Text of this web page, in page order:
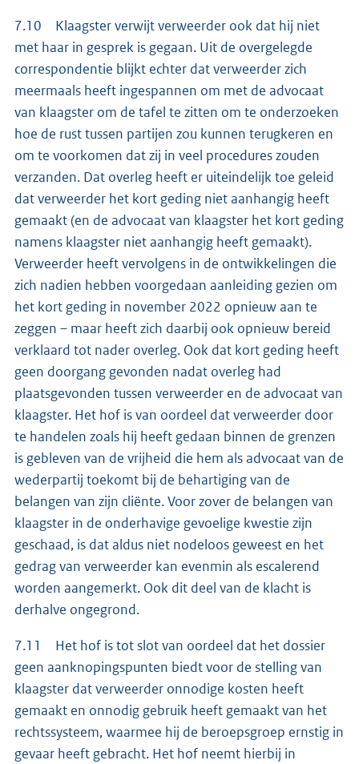
7.10 Klaagster verwijt verweerder ook dat hij niet
met haar in gesprek is gegaan. Uit de overgelegde
correspondentie blijkt echter dat verweerder zich
meermaals heeft ingespannen om met de advocaat
van klaagster om de tafel te zitten om te onderzoeken
hoe de rust tussen partijen zou kunnen terugkeren en
om te voorkomen dat zij in veel procedures zouden
verzanden. Dat overleg heeft er uiteindelijk toe geleid
dat verweerder het kort geding niet aanhangig heeft
gemaakt (en de advocaat van klaagster het kort geding
namens klaagster niet aanhangig heeft gemaakt).
Verweerder heeft vervolgens in de ontwikkelingen die
zich nadien hebben voorgedaan aanleiding gezien om
het kort geding in november 2022 opnieuw aan te
zeggen – maar heeft zich daarbij ook opnieuw bereid
verklaard tot nader overleg. Ook dat kort geding heeft
geen doorgang gevonden nadat overleg had
plaatsgevonden tussen verweerder en de advocaat van
klaagster. Het hof is van oordeel dat verweerder door
te handelen zoals hij heeft gedaan binnen de grenzen
is gebleven van de vrijheid die hem als advocaat van de
wederpartij toekomt bij de behartiging van de
belangen van zijn cliënte. Voor zover de belangen van
klaagster in de onderhavige gevoelige kwestie zijn
geschaad, is dat aldus niet nodeloos geweest en het
gedrag van verweerder kan evenmin als escalerend
worden aangemerkt. Ook dit deel van de klacht is
derhalve ongegrond.
7.11 Het hof is tot slot van oordeel dat het dossier
geen aanknopingspunten biedt voor de stelling van
klaagster dat verweerder onnodige kosten heeft
gemaakt en onnodig gebruik heeft gemaakt van het
rechtssysteem, waarmee hij de beroepsgroep ernstig in
gevaar heeft gebracht. Het hof neemt hierbij in